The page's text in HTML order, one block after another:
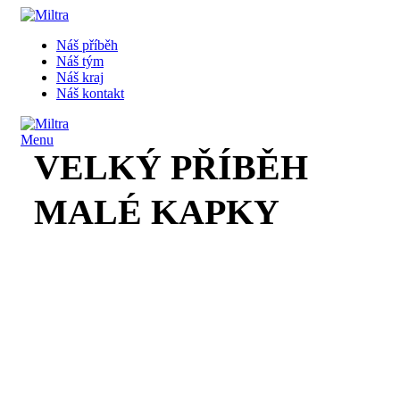
Náš příběh
Náš tým
Náš kraj
Náš kontakt
Menu
VELKÝ PŘÍBĚH
MALÉ KAPKY